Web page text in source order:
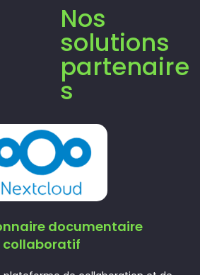
Nos
solutions
partenaire
s
documentaire
collaboratif